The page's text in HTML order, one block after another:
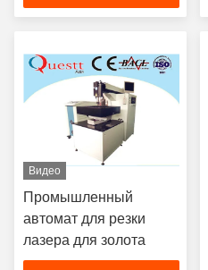
Видео
Промышленный
автомат для резки
лазера для золота